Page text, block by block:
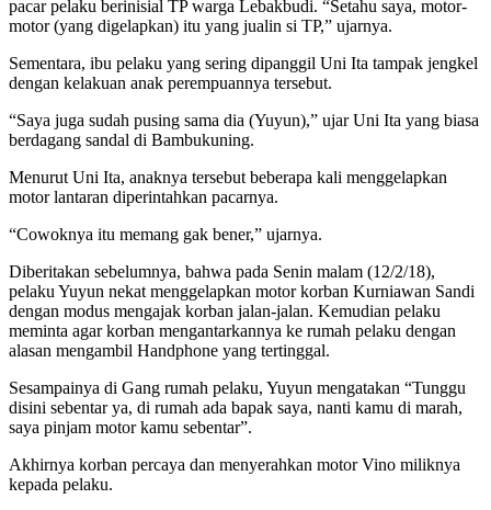
pacar pelaku berinisial TP warga Lebakbudi. “Setahu saya, motor-
motor (yang digelapkan) itu yang jualin si TP,” ujarnya.
Sementara, ibu pelaku yang sering dipanggil Uni Ita tampak jengkel
dengan kelakuan anak perempuannya tersebut.
“Saya juga sudah pusing sama dia (Yuyun),” ujar Uni Ita yang biasa
berdagang sandal di Bambukuning.
Menurut Uni Ita, anaknya tersebut beberapa kali menggelapkan
motor lantaran diperintahkan pacarnya.
“Cowoknya itu memang gak bener,” ujarnya.
Diberitakan sebelumnya, bahwa pada Senin malam (12/2/18),
pelaku Yuyun nekat menggelapkan motor korban Kurniawan Sandi
dengan modus mengajak korban jalan-jalan. Kemudian pelaku
meminta agar korban mengantarkannya ke rumah pelaku dengan
alasan mengambil Handphone yang tertinggal.
Sesampainya di Gang rumah pelaku, Yuyun mengatakan “Tunggu
disini sebentar ya, di rumah ada bapak saya, nanti kamu di marah,
saya pinjam motor kamu sebentar”.
Akhirnya korban percaya dan menyerahkan motor Vino miliknya
kepada pelaku.